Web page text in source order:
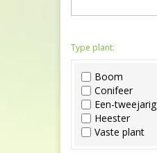
Type plant:
Boom
Conifeer
Een-tweejarig
Heester
Vaste plant